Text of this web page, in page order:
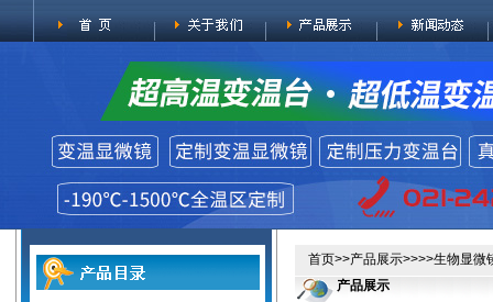
首页>>产品展示>>>>生物显微
产品展示